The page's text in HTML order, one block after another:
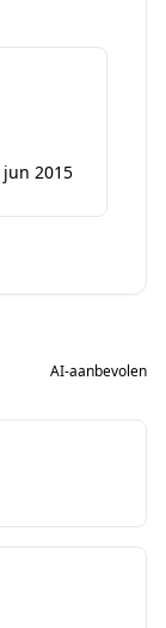
2015
AI-aanbevolen